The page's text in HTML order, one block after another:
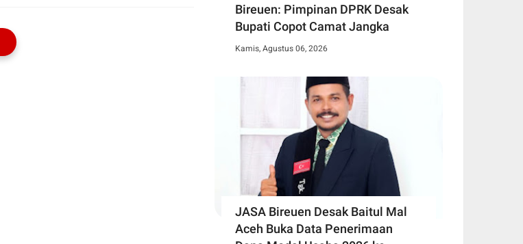
Bireuen: Pimpinan DPRK Desak
Bupati Copot Camat Jangka
Kamis, Agustus 06, 2026
JASA Bireuen Desak Baitul Mal
Aceh Buka Data Penerimaan